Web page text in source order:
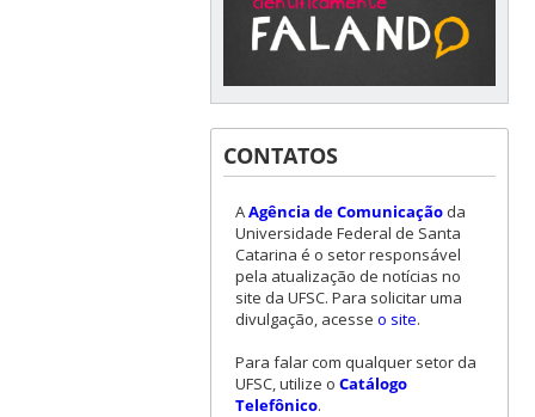
CONTATOS
AAgência de Comunicaçãoda
Universidade Federal de Santa
Catarina é o setor responsável
pela atualização de notícias no
site da UFSC. Para solicitar uma
divulgação, acesse o site.
Para falar com qualquer setor da
UFSC, utilize o Catálogo
Telefônico.